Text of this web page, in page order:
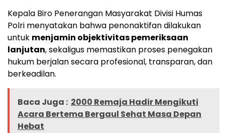
Kepala Biro Penerangan Masyarakat Divisi Humas
Polri menyatakan bahwa penonaktifan dilakukan
untuk menjamin objektivitas pemeriksaan
lanjutan, sekaligus memastikan proses penegakan
hukum berjalan secara profesional, transparan, dan
berkeadilan.
Baca Juga : 2000 Remaja Hadir Mengikuti
Acara Bertema Bergaul Sehat Masa Depan
Hebat